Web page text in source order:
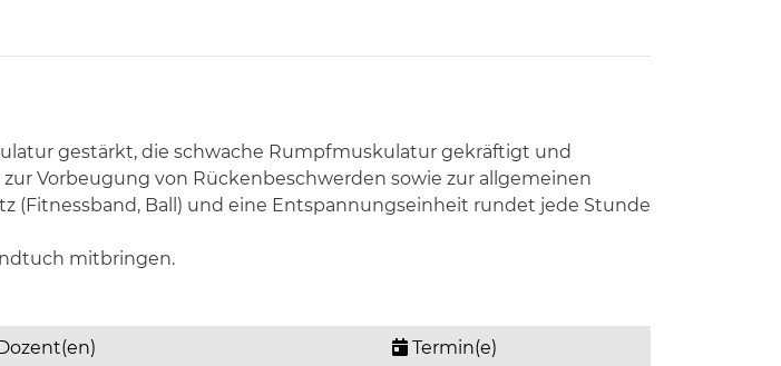
gestärkt, die schwache Rumpfmuskulatur gekräftigt und
Vorbeugung von Rückenbeschwerden sowie zur allgemeinen
(Fitnessband, Ball) und eine Entspannungseinheit rundet jede Stunde
mitbringen.
Termin(e)